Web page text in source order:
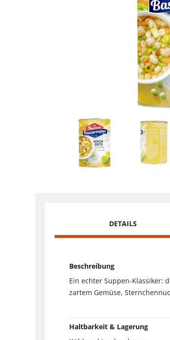
DETAILS
Beschreibung
Ein echter Suppen-Klassiker:
zartem Gemüse,
Haltbarkeit & Lagerung